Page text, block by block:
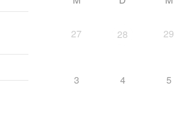
27 28 29
3 4 5